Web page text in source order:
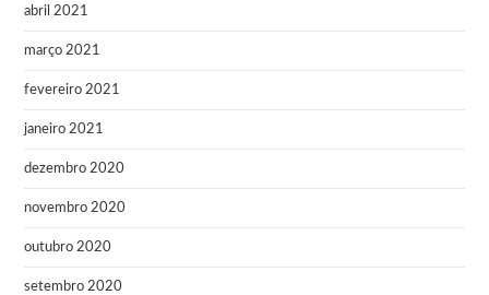
abril 2021
março 2021
fevereiro 2021
janeiro 2021
dezembro 2020
novembro 2020
outubro 2020
setembro 2020